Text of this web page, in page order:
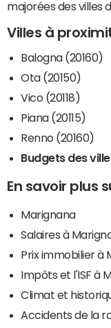
majorées des villes
Villes à
Balogna (20160)
Ota (20150)
Vico (20118)
Piana (20115)
Renno (20160)
Budgets des
En savoir plus
Marignana
Salaires à
Prix immobilier à
Impôts et l'ISF à
Climat et
Accidents de la